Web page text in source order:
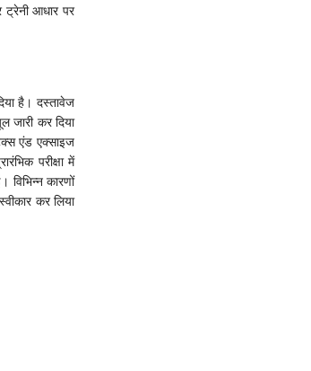
ट्रेनी आधार पर
है। दस्तावेज
जारी कर दिया
एंड एक्साइज
परीक्षा में
विभिन्न कारणों
कर लिया